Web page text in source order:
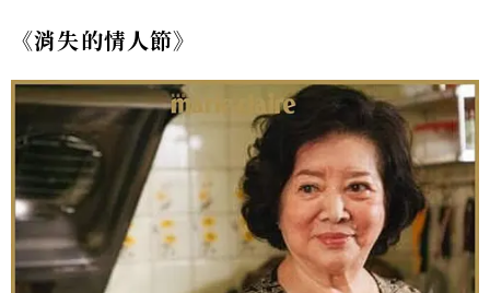
《消失的情人節》